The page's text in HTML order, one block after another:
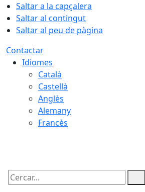
Saltar a la capçalera
Saltar al contingut
Saltar al peu de pàgina
Contactar
Idiomes
Català
Castellà
Anglès
Alemany
Francès
Cercar: